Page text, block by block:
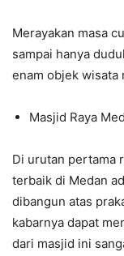
Merayakan masa
sampai hanya
enam objek
Masjid Raya
Di urutan pertama
terbaik di Medan
dibangun atas
kabarnya dapat
dari masjid ini